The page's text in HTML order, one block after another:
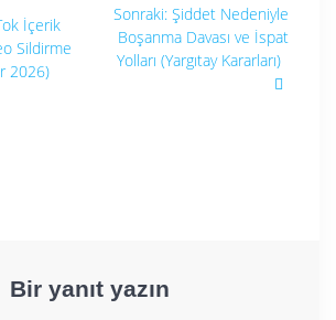
İçerik
Sildirme
2026)
Sonraki: Sonraki
yazı:
Şiddet Nedeniyle
Boşanma Davası ve İspat
Yolları (Yargıtay Kararları)
Bir yanıt yazın